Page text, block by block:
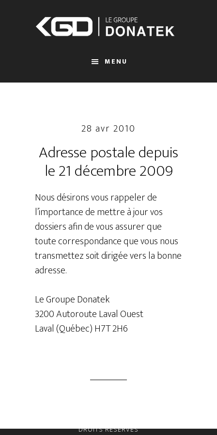
MENU
28 avr 2010
Adresse postale depuis
le 21 décembre 2009
Nous désirons vous rappeler de
l’importance de mettre à jour vos
dossiers afin de vous assurer que
toute correspondance que vous nous
transmettez soit dirigée vers la bonne
adresse.
Le Groupe Donatek
3200 Autoroute Laval Ouest
Laval (Québec) H7T 2H6
DROITS RÉSERVÉS